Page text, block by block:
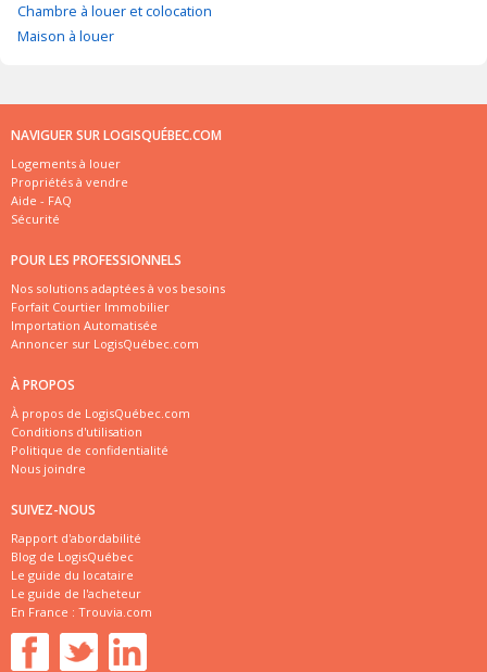
Chambre à louer et colocation
Maison à louer
NAVIGUER SUR LOGISQUÉBEC.COM
Logements à louer
Propriétés à vendre
Aide - FAQ
Sécurité
POUR LES PROFESSIONNELS
Nos solutions adaptées à vos besoins
Forfait Courtier Immobilier
Importation Automatisée
Annoncer sur LogisQuébec.com
À PROPOS
À propos de LogisQuébec.com
Conditions d'utilisation
Politique de confidentialité
Nous joindre
SUIVEZ-NOUS
Rapport d'abordabilité
Blog de LogisQuébec
Le guide du locataire
Le guide de l'acheteur
En France : Trouvia.com